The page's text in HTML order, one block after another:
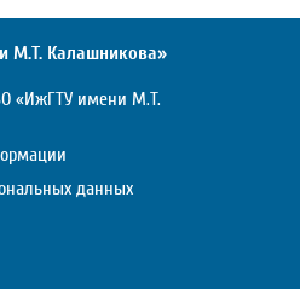
М.Т. Калашникова»
«ИжГТУ имени М.Т.
данных